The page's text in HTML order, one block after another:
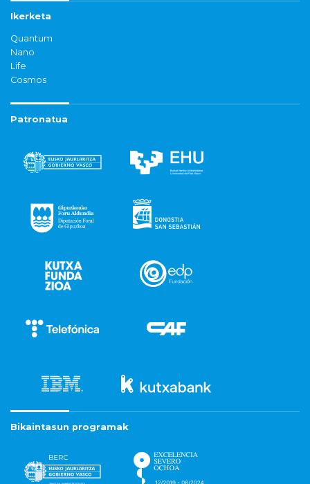
Ikerketa
Quantum
Nano
Life
Cosmos
Patronatua
Bikaintasun programak